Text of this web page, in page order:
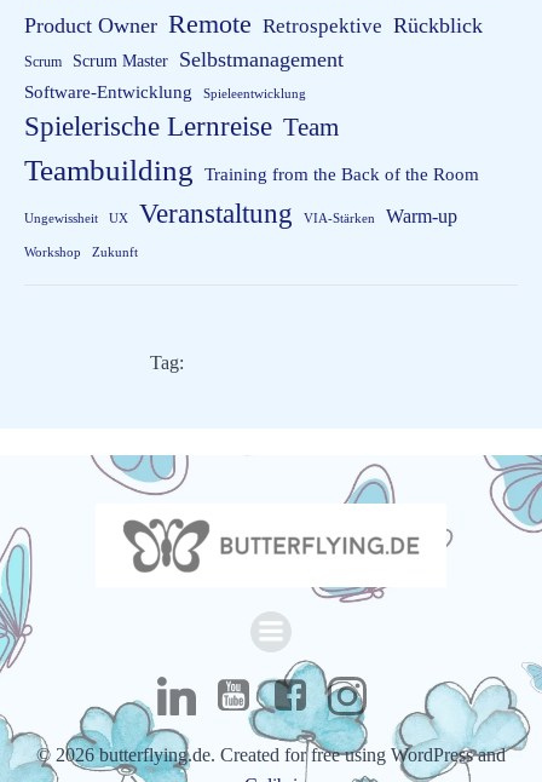
Product Owner Remote Retrospektive Rückblick
Scrum Scrum Master Selbstmanagement
Software-Entwicklung Spieleentwicklung
Spielerische Lernreise Team
Teambuilding Training from the Back of the Room
Ungewissheit UX Veranstaltung VIA-Stärken Warm-up
Workshop Zukunft
Tag:
© 2026 butterflying.de. Created for free using WordPress and